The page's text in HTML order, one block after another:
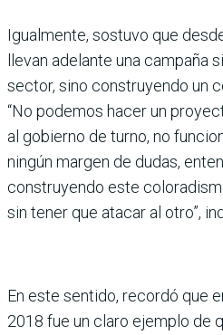
Igualmente, sostuvo que
llevan adelante una campaña
sector, sino construyendo un
“No podemos hacer un
al gobierno de turno, no
ningún margen de dudas,
construyendo este
sin tener que atacar al otro”,
En este sentido, recordó que
2018 fue un claro ejemplo de